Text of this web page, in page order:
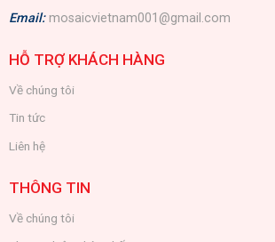
Email: mosaicvietnam001@gmail.com
HỖ TRỢ KHÁCH HÀNG
Về chúng tôi
Tin tức
Liên hệ
THÔNG TIN
Về chúng tôi